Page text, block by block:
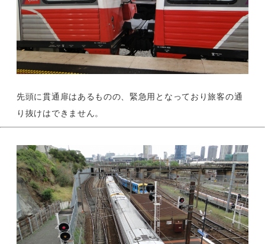
先頭に貫通扉はあるものの、緊急用となっており旅客の通
り抜けはできません。